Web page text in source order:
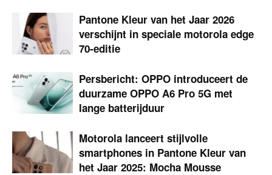
Pantone Kleur van het Jaar 2026
verschijnt in speciale motorola edge
70-editie
Persbericht: OPPO introduceert de
duurzame OPPO A6 Pro 5G met
lange batterijduur
Motorola lanceert stijlvolle
smartphones in Pantone Kleur van
het Jaar 2025: Mocha Mousse